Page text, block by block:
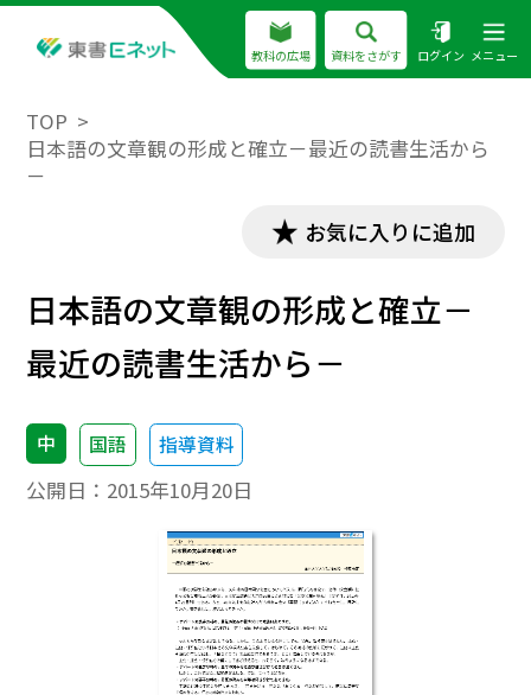
教科の広場 資料をさがす ログイン メニュー
TOP
日本語の文章観の形成と確立－最近の読書生活から
－
お気に入りに追加
日本語の文章観の形成と確立－
最近の読書生活から－
中 国語 指導資料
公開日： 2015年10月20日